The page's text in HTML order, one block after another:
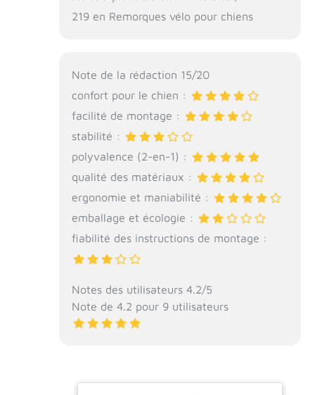
219 en Remorques vélo pour chiens
Note de la rédaction 15/20
confort pour le chien :
facilité de montage :
stabilité :
polyvalence (2-en-1) :
qualité des matériaux :
ergonomie et maniabilité :
emballage et écologie :
fiabilité des instructions de montage :
Notes des utilisateurs 4.2/5
Note de 4.2 pour 9 utilisateurs